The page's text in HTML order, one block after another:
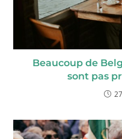
Beaucoup de
sont pas